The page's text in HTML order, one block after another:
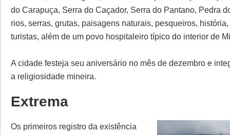
do Carapuça, Serra do Caçador, Serra do Pantano, Pedra
rios, serras, grutas, paisagens naturais, pesqueiros,
turistas, além de um povo hospitaleiro típico do interior de
A cidade festeja seu aniversário no mês de dezembro e
a religiosidade mineira.
Extrema
Os primeiros registro da existência